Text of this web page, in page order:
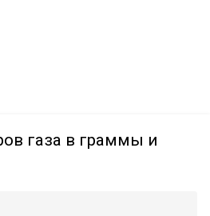
газа в граммы и